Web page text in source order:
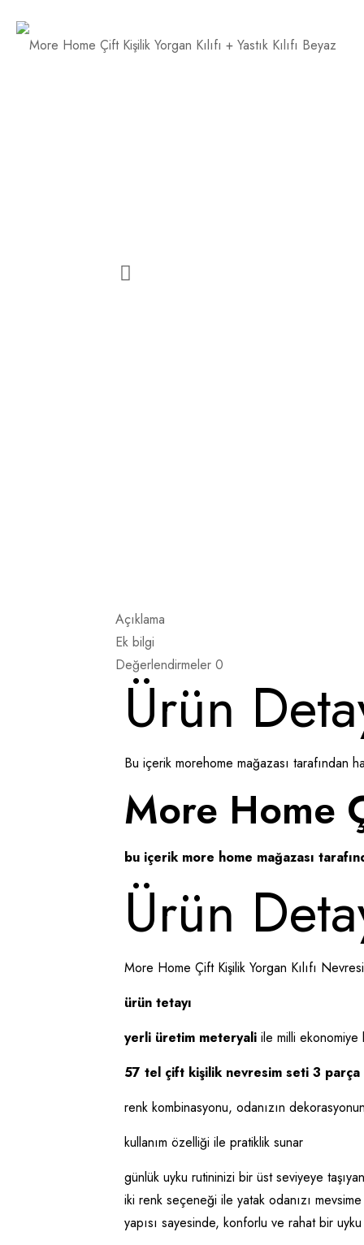
Açıklama
Ek bilgi
Değerlendirmeler 0
Ürün
Bu içerik morehome mağazası tarafından
More Home
bu içerik more home mağazası
Ürün
More Home Çift Kişilik Yorgan Kılıfı
ürün tetayı
yerli üretim meteryaliile milli ekonomiye
57 tel çift kişilik nevresim seti 3 parça
renk kombinasyonu, odanızın
kullanım özelliği ile pratiklik sunar
günlük uyku rutininizi bir üst seviyeye
iki renk seçeneği ile yatak odanızı
yapısı sayesinde, konforlu ve rahat bir